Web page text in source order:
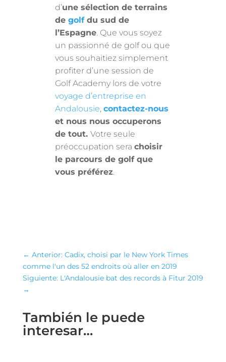
d’une sélection de terrains
degolfdu sud de
l’Espagne. Que vous soyez
un passionné de golf ou que
vous souhaitiez simplement
profiter d’une session de
Golf Academy lors de votre
voyage d’entreprise en
Andalousie,contactez-nous
et nous nous occuperons
de tout.Votre seule
préoccupation serachoisir
le parcours de golf que
vous préférez.
← Anterior: Cadix, choisi par le New York Times
comme l'un des 52 endroits où aller en 2019
Siguiente: L'Andalousie bat des records à Fitur 2019
→
También le puede
interesar…